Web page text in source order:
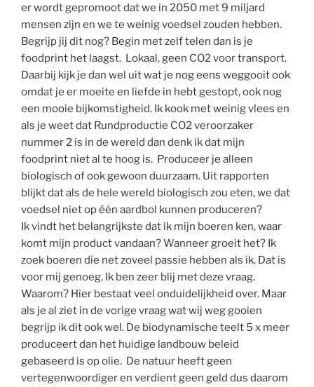
er wordt gepromoot dat we in 2050 met 9 miljard
mensen zijn en we te weinig voedsel zouden hebben.
Begrijp jij dit nog? Begin met zelf telen dan is je
foodprint het laagst. Lokaal, geen CO2 voor transport.
Daarbij kijk je dan wel uit wat je nog eens weggooit ook
omdat je er moeite en liefde in hebt gestopt, ook nog
een mooie bijkomstigheid. Ik kook met weinig vlees en
als je weet dat Rundproductie CO2 veroorzaker
nummer 2 is in de wereld dan denk ik dat mijn
foodprint niet al te hoog is. Produceer je alleen
biologisch of ook gewoon duurzaam. Uit rapporten
blijkt dat als de hele wereld biologisch zou eten, we dat
voedsel niet op één aardbol kunnen produceren?
Ik vindt het belangrijkste dat ik mijn boeren ken, waar
komt mijn product vandaan? Wanneer groeit het? Ik
zoek boeren die net zoveel passie hebben als ik. Dat is
voor mij genoeg. Ik ben zeer blij met deze vraag.
Waarom? Hier bestaat veel onduidelijkheid over. Maar
als je al ziet in de vorige vraag wat wij weg gooien
begrijp ik dit ook wel. De biodynamische teelt 5 x meer
produceert dan het huidige landbouw beleid
gebaseerd is op olie. De natuur heeft geen
vertegenwoordiger en verdient geen geld dus daarom